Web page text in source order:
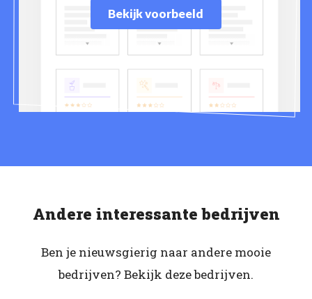
Bekijk voorbeeld
Andere interessante bedrijven
Ben je nieuwsgierig naar andere mooie
bedrijven? Bekijk deze bedrijven.